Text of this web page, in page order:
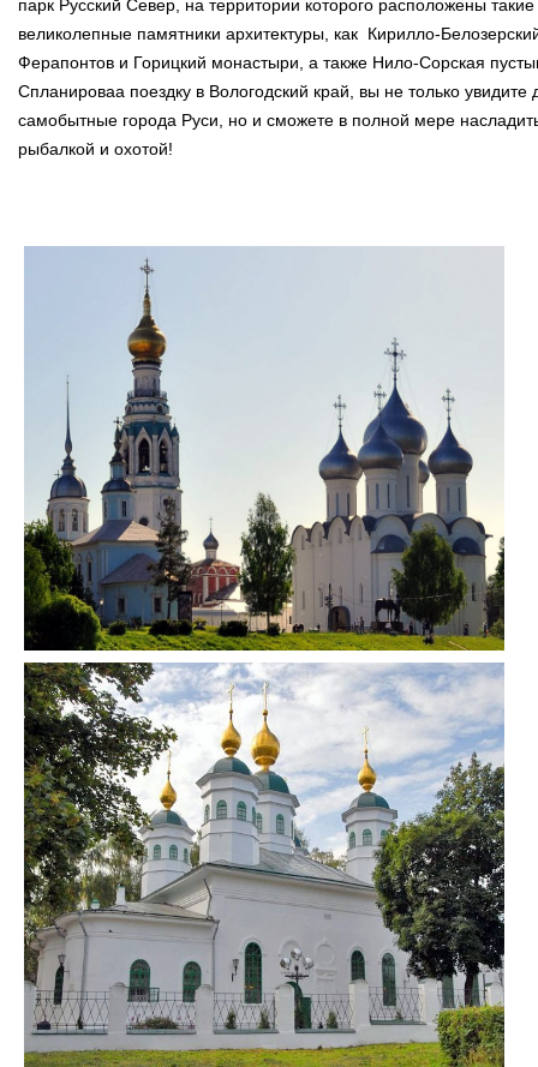
парк Русский Север, на территории которого расположены такие
великолепные памятники архитектуры, как Кирилло-
Ферапонтов и Горицкий монастыри, а также Нило-Сорская
Спланироваа поездку в Вологодский край, вы не только увидите
самобытные города Руси, но и сможете в полной мере
рыбалкой и охотой!